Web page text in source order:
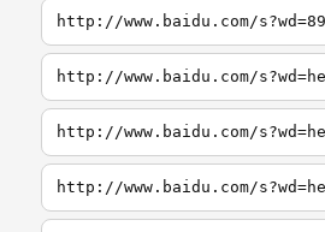
http://www.baidu.com/
http://www.baidu.com/
http://www.baidu.com/
http://www.baidu.com/